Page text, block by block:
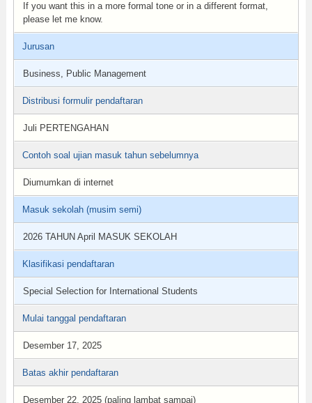
If you want this in a more formal tone or in a different format,
please let me know.
Jurusan
Business, Public Management
Distribusi formulir pendaftaran
Juli PERTENGAHAN
Contoh soal ujian masuk tahun sebelumnya
Diumumkan di internet
Masuk sekolah (musim semi)
2026 TAHUN April MASUK SEKOLAH
Klasifikasi pendaftaran
Special Selection for International Students
Mulai tanggal pendaftaran
Desember 17, 2025
Batas akhir pendaftaran
Desember 22, 2025 (paling lambat sampai)